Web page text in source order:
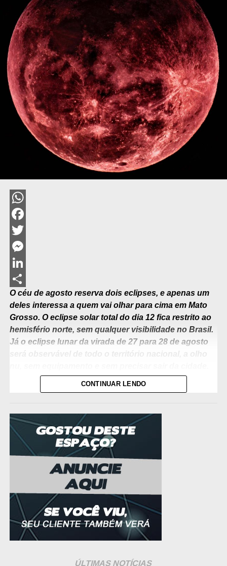
WhatsApp
Facebook
Twitter
Messenger
LinkedIn
Share
O céu de agosto reserva dois eclipses, e apenas um
deles interessa a quem vai olhar para cima em Mato
Grosso. O eclipse solar total do dia 12 fica restrito ao
hemisfério norte, sem qualquer visibilidade no Brasil.
Já o eclipse lunar da virada de 27 para 28 de agosto
Em Cuiabá e nas demais cidades do estado, a fase
sombra da Terra passa a avançar visivelmente sobre o
disco lunar. O ponto máximo ocorre às 0h12 do dia 28, já
na madrugada de sexta-feira. Os horários seguem o fuso
de Mato Grosso, uma hora atrás de Brasília, onde o
mesmo instante marca 23h33 e 1h12. A fase parcial se
estende por cerca de três horas e 18 minutos.
Tecnicamente, o fenômeno é um eclipse parcial. Na
prática, chega perto do limite. Os cálculos da Nasa
apontam magnitude umbral de 0,930, o que significa que
93% do diâmetro da Lua entrará na umbra, a parte central
não desaparece: ganha um tom avermelhado, resultado
CONTINUAR LENDO
ÚLTIMAS NOTÍCIAS